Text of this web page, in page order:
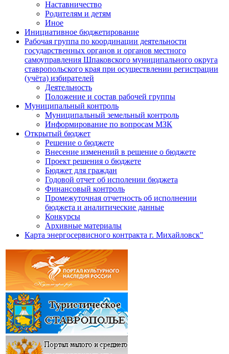
Наставничество
Родителям и детям
Иное
Инициативное бюджетирование
Рабочая группа по координации деятельности
государственных органов и органов местного
самоуправления Шпаковского муниципального округа
ставропольского края при осуществлении регистрации
(учёта) избирателей
Деятельность
Положение и состав рабочей группы
Муниципальный контроль
Муниципальный земельный контроль
Информирование по вопросам МЗК
Открытый бюджет
Решение о бюджете
Внесение изменений в решение о бюджете
Проект решения о бюджете
Бюджет для граждан
Годовой отчет об исполении бюджета
Финансовый контроль
Промежуточная отчетность об исполнении
бюджета и аналитические данные
Конкурсы
Архивные материалы
Карта энергосервисного контракта г. Михайловск"